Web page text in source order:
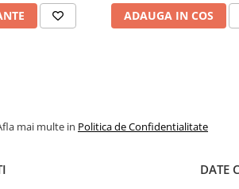
ADAUGA IN COS
mai multe in Politica de Confidentialitate
DATE